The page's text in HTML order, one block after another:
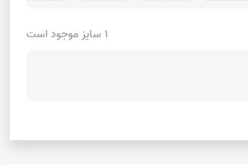
1 سایز موجود است